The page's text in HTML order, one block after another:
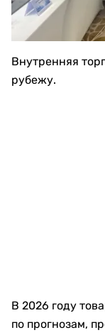
Внутренняя
рубежу.
В 2026 году
по прогнозам,